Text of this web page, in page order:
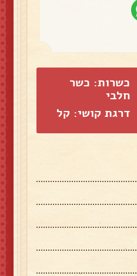
כשרות: כשר
חלבי
דרגת קושי: קל